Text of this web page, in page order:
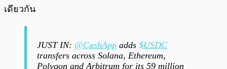
เดียวกัน
JUST IN: @CashApp adds $USDC
transfers across Solana, Ethereum,
Polygon and Arbitrum for its 59 million